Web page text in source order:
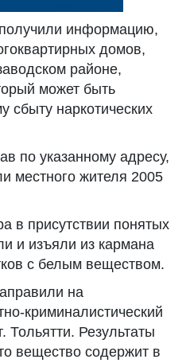
информацию,
домов,
районе,
может быть
сбыту наркотических
по указанному адресу,
местного жителя 2005
в присутствии понятых
и изъяли из кармана
с белым веществом.
на
криминалистический
Результаты
вещество содержит в